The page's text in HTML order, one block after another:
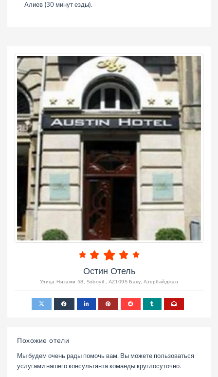
Алиев (30 минут езды).
Остин Отель
Улица Низами 58, Sabayil , AZ1095 Баку, Азербайджан
Похожие отели
Мы будем очень рады помочь вам. Вы можете пользоваться
услугами нашего консультанта команды круглосуточно.